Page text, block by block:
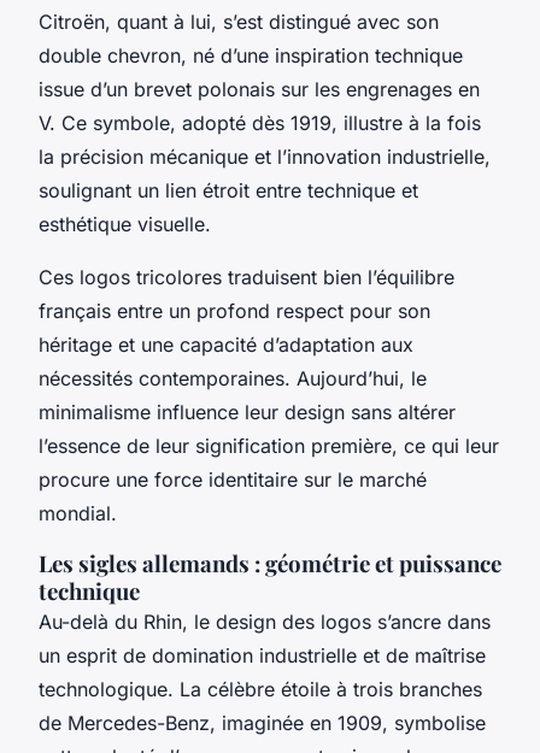
Citroën, quant à lui, s’est distingué avec son
double chevron, né d’une inspiration technique
issue d’un brevet polonais sur les engrenages en
V. Ce symbole, adopté dès 1919, illustre à la fois
la précision mécanique et l’innovation industrielle,
soulignant un lien étroit entre technique et
esthétique visuelle.
Ces logos tricolores traduisent bien l’équilibre
français entre un profond respect pour son
héritage et une capacité d’adaptation aux
nécessités contemporaines. Aujourd’hui, le
minimalisme influence leur design sans altérer
l’essence de leur signification première, ce qui leur
procure une force identitaire sur le marché
mondial.
Les sigles allemands : géométrie et puissance
technique
Au-delà du Rhin, le design des logos s’ancre dans
un esprit de domination industrielle et de maîtrise
technologique. La célèbre étoile à trois branches
de Mercedes-Benz, imaginée en 1909, symbolise